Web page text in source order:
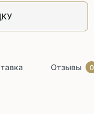
Отзывы 0